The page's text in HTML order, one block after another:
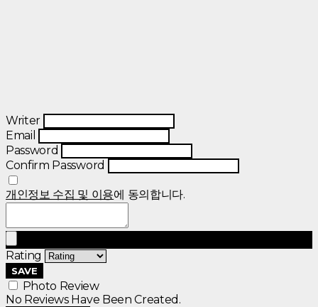
Writer
Email
Password
Confirm Password
개인정보 수집 및 이용에 동의합니다.
Rating
SAVE
Photo Review
No Reviews Have Been Created.